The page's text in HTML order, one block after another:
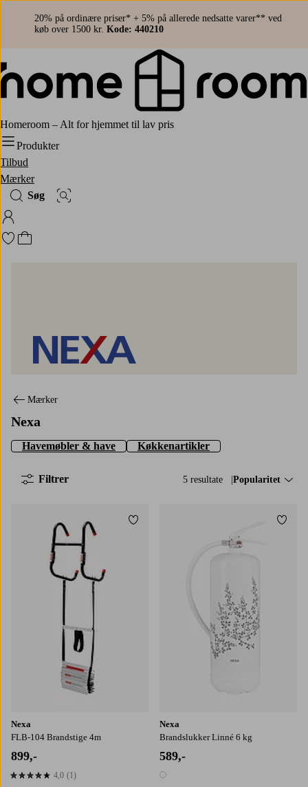
20% på ordinære priser* + 5% på allerede nedsatte varer** ved
køb over 1500 kr. Kode: 440210
Homeroom – Alt for hjemmet til lav pris
Produkter
Tilbud
Mærker
Søg
Billedsøgning
Log ind på Homeroom
Gå til favoritmarkerede produkter
Gå til indkøbskurven
Mærker
Nexa
Havemøbler & have Køkkenartikler
5 resultate Sorter efter:
Popularitet
Filtrer
Nexa
FLB-104 Brandstige 4m
899,-
4,0 baseret på 1 bedømmelser
4,0 (1)
Tilføj til favoritter
Nexa
Brandslukker Linné 6 kg
589,-
1 farve